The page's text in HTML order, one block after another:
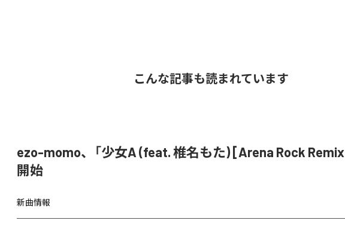
こんな記事も読まれています
ezo-momo、「少女A (feat. 椎名もた) [Arena Rock
開始
新曲情報